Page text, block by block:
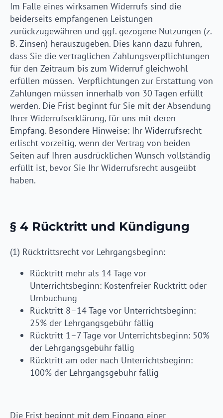
Im Falle eines wirksamen Widerrufs sind die
beiderseits empfangenen Leistungen
zurückzugewähren und ggf. gezogene Nutzungen (z.
B. Zinsen) herauszugeben. Dies kann dazu führen,
dass Sie die vertraglichen Zahlungsverpflichtungen
für den Zeitraum bis zum Widerruf gleichwohl
erfüllen müssen. Verpflichtungen zur Erstattung von
Zahlungen müssen innerhalb von 30 Tagen erfüllt
werden. Die Frist beginnt für Sie mit der Absendung
Ihrer Widerrufserklärung, für uns mit deren
Empfang. Besondere Hinweise: Ihr Widerrufsrecht
erlischt vorzeitig, wenn der Vertrag von beiden
Seiten auf Ihren ausdrücklichen Wunsch vollständig
erfüllt ist, bevor Sie Ihr Widerrufsrecht ausgeübt
haben.
§ 4 Rücktritt und Kündigung
(1) Rücktrittsrecht vor Lehrgangsbeginn:
Rücktritt mehr als 14 Tage vor
Unterrichtsbeginn: Kostenfreier Rücktritt oder
Umbuchung
Rücktritt 8–14 Tage vor Unterrichtsbeginn:
25% der Lehrgangsgebühr fällig
Rücktritt 1–7 Tage vor Unterrichtsbeginn: 50%
der Lehrgangsgebühr fällig
Rücktritt am oder nach Unterrichtsbeginn:
100% der Lehrgangsgebühr fällig
Die Frist beginnt mit dem Eingang einer